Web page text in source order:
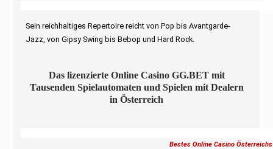
Sein reichhaltiges Repertoire reicht von Pop bis Avantgarde-
Jazz, von Gipsy Swing bis Bebop und Hard Rock.
Das lizenzierte Online Casino GG.BET mit
Tausenden Spielautomaten und Spielen mit Dealern
in Österreich
Bestes Online Casino Österreichs